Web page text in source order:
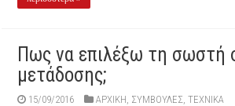
Πως να επιλέξω τη σωστή
μετάδοσης;
15/09/2016 ΑΡΧΙΚΉ ΣΥΜΒΟΥΛΕΣ ,ΤΕΧΝΙΚΑ